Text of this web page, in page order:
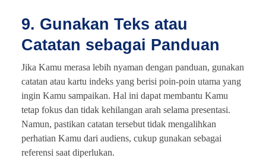
9. Gunakan Teks atau
Catatan sebagai Panduan
Jika Kamu merasa lebih nyaman dengan panduan, gunakan
catatan atau kartu indeks yang berisi poin-poin utama yang
ingin Kamu sampaikan. Hal ini dapat membantu Kamu
tetap fokus dan tidak kehilangan arah selama presentasi.
Namun, pastikan catatan tersebut tidak mengalihkan
perhatian Kamu dari audiens, cukup gunakan sebagai
referensi saat diperlukan.